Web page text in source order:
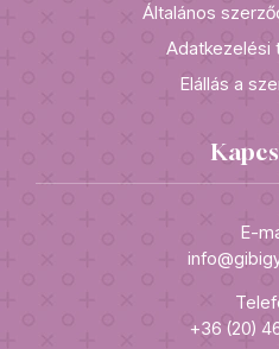
Általános
Adatkezelési
Elállás a
E-
+36 (20)